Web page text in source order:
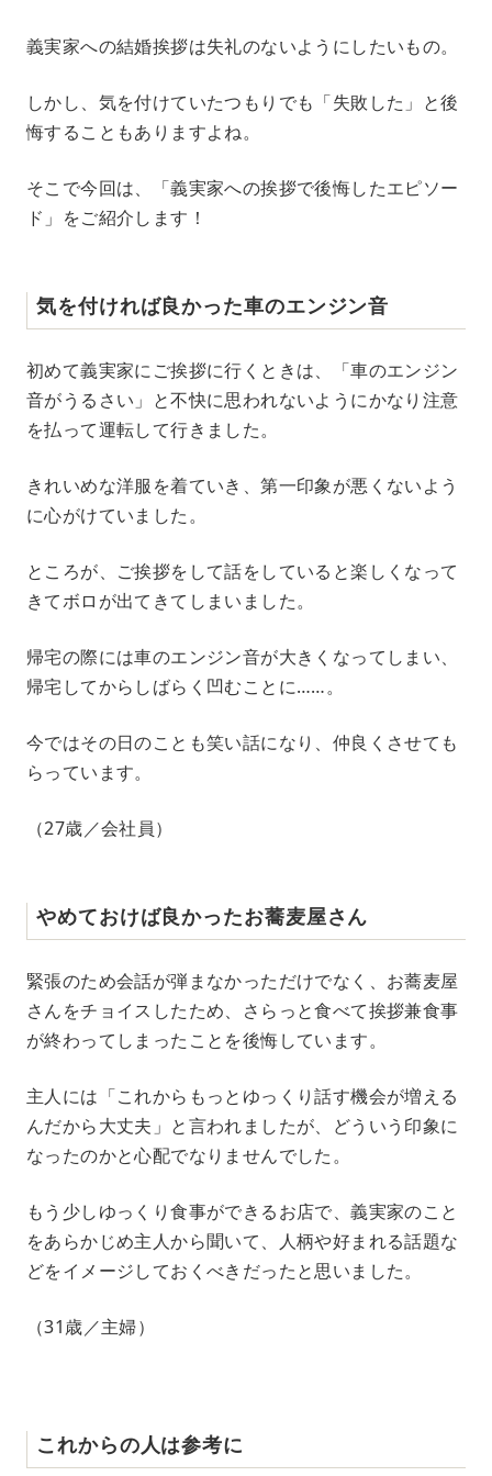
u
e
義実家への結婚挨拶は失礼のないようにしたいもの。
しかし、気を付けていたつもりでも「失敗した」と後
悔することもありますよね。
そこで今回は、「義実家への挨拶で後悔したエピソー
ド」をご紹介します！
気を付ければ良かった車のエンジン音
初めて義実家にご挨拶に行くときは、「車のエンジン
音がうるさい」と不快に思われないようにかなり注意
を払って運転して行きました。
きれいめな洋服を着ていき、第一印象が悪くないよう
に心がけていました。
ところが、ご挨拶をして話をしていると楽しくなって
きてボロが出てきてしまいました。
帰宅の際には車のエンジン音が大きくなってしまい、
帰宅してからしばらく凹むことに……。
今ではその日のことも笑い話になり、仲良くさせても
らっています。
（27歳／会社員）
やめておけば良かったお蕎麦屋さん
緊張のため会話が弾まなかっただけでなく、お蕎麦屋
さんをチョイスしたため、さらっと食べて挨拶兼食事
が終わってしまったことを後悔しています。
主人には「これからもっとゆっくり話す機会が増える
んだから大丈夫」と言われましたが、どういう印象に
なったのかと心配でなりませんでした。
もう少しゆっくり食事ができるお店で、義実家のこと
をあらかじめ主人から聞いて、人柄や好まれる話題な
どをイメージしておくべきだったと思いました。
（31歳／主婦）
これからの人は参考に